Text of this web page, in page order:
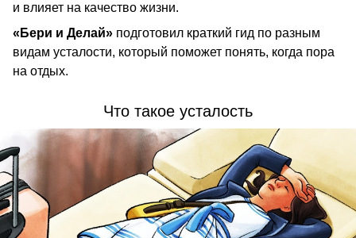
и влияет на качество жизни.
«Бери и Делай» подготовил краткий гид по разным
видам усталости, который поможет понять, когда пора
на отдых.
Что такое усталость